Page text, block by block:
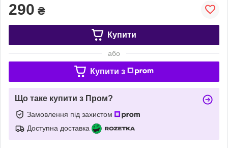
290 ₴
Купити
або
Купити з
Що таке купити з Пром?
Замовлення під захистом
Доступна доставка